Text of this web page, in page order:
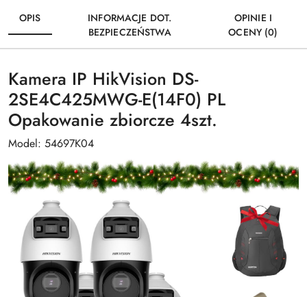
OPIS
INFORMACJE DOT.
BEZPIECZEŃSTWA
OPINIE I
OCENY (0)
Kamera IP HikVision DS-
2SE4C425MWG-E(14F0) PL
Opakowanie zbiorcze 4szt.
Model: 54697K04